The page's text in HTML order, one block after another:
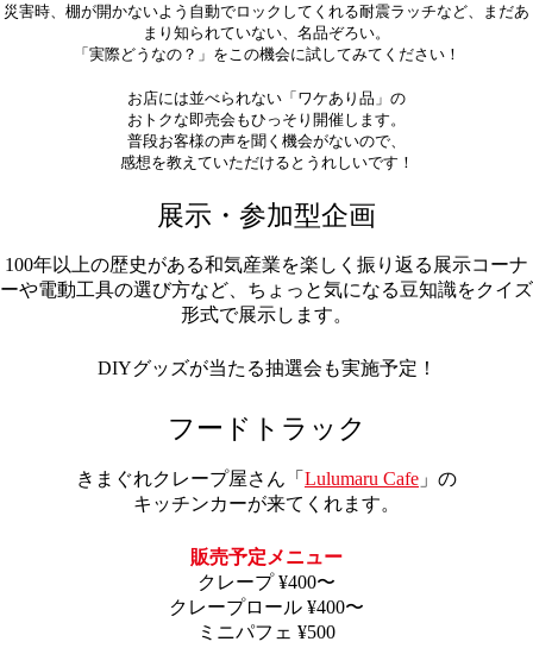
災害時、棚が開かないよう自動でロックしてくれる耐震ラッチなど、まだあ
まり知られていない、名品ぞろい。
「実際どうなの？」をこの機会に試してみてください！
お店には並べられない「ワケあり品」の
おトクな即売会もひっそり開催します。
普段お客様の声を聞く機会がないので、
感想を教えていただけるとうれしいです！
展示・参加型企画
100年以上の歴史がある和気産業を楽しく振り返る展示コーナ
ーや電動工具の選び方など、ちょっと気になる豆知識をクイズ
形式で展示します。
DIYグッズが当たる抽選会も実施予定！
フードトラック
きまぐれクレープ屋さん「 Lulumaru Cafe 」の
キッチンカーが来てくれます。
販売予定メニュー
クレープ ¥400〜
クレープロール ¥400〜
ミニパフェ ¥500